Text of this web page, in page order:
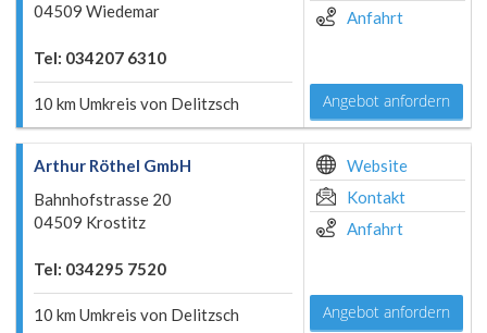
04509 Wiedemar
Tel: 034207 6310
10 km Umkreis von Delitzsch
Anfahrt
Angebot anfordern
Arthur Röthel GmbH
Bahnhofstrasse 20
04509 Krostitz
Tel: 034295 7520
10 km Umkreis von Delitzsch
Website
Kontakt
Anfahrt
Angebot anfordern